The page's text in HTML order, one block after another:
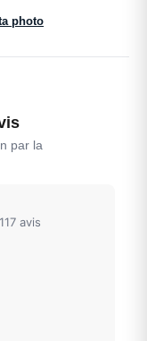
photo
par la
avis